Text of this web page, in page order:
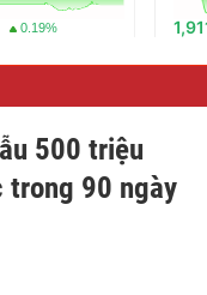
0.19%
500 triệu
90 ngày